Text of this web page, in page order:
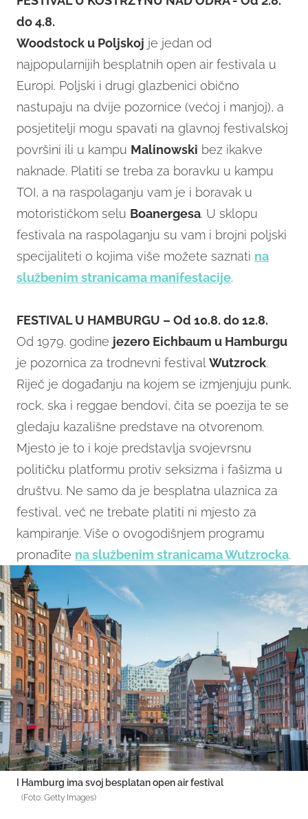
do 4.8.
Woodstock u Poljskoj je jedan od
najpopularnijih besplatnih open air festivala u
Europi. Poljski i drugi glazbenici obično
nastupaju na dvije pozornice (većoj i manjoj), a
posjetitelji mogu spavati na glavnoj festivalskoj
površini ili u kampu Malinowski bez ikakve
naknade. Platiti se treba za boravku u kampu
TOI, a na raspolaganju vam je i boravak u
motorističkom selu Boanergesa. U sklopu
festivala na raspolaganju su vam i brojni poljski
specijaliteti o kojima više možete saznati na
službenim stranicama manifestacije.
FESTIVAL U HAMBURGU – Od 10.8. do 12.8.
Od 1979. godine jezero Eichbaum u Hamburgu
je pozornica za trodnevni festival Wutzrock.
Riječ je događanju na kojem se izmjenjuju punk,
rock, ska i reggae bendovi, čita se poezija te se
gledaju kazališne predstave na otvorenom.
Mjesto je to i koje predstavlja svojevrsnu
političku platformu protiv seksizma i fašizma u
društvu. Ne samo da je besplatna ulaznica za
festival, već ne trebate platiti ni mjesto za
kampiranje. Više o ovogodišnjem programu
pronađite na službenim stranicama Wutzrocka.
I Hamburg ima svoj besplatan open air festival
(Foto: Getty Images)